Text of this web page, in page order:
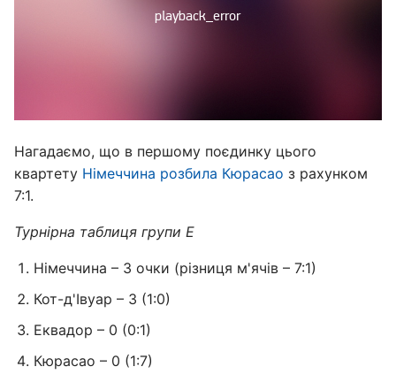
Нагадаємо, що в першому поєдинку цього
квартету Німеччина розбила Кюрасао з рахунком
7:1.
Турнірна таблиця групи Е
Німеччина – 3 очки (різниця м'ячів – 7:1)
Кот-д'Івуар – 3 (1:0)
Еквадор – 0 (0:1)
Кюрасао – 0 (1:7)